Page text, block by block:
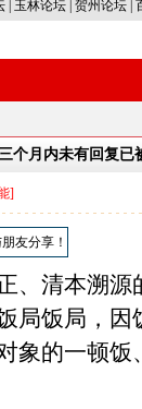
玉林论坛 贺州论坛
个月内未有回复已
]
友分享！
、清本溯
局饭局，
象的一顿